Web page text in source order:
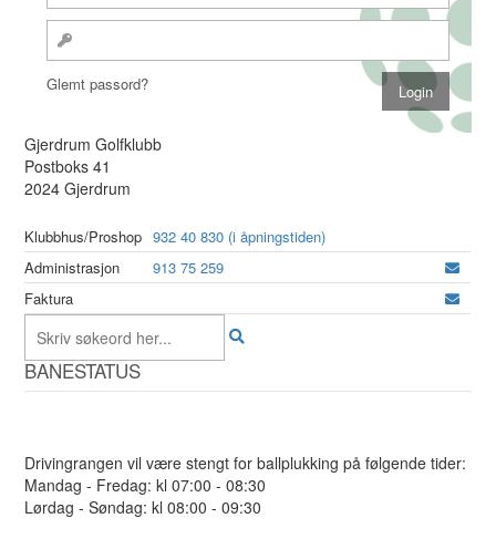
Glemt passord?
Gjerdrum Golfklubb
Postboks 41
2024 Gjerdrum
Klubbhus/Proshop 932 40 830 (i åpningstiden)
Administrasjon
913 75 259
Faktura
BANESTATUS
Drivingrangen vil være stengt for ballplukking på følgende tider:
Mandag - Fredag: kl 07:00 - 08:30
Lørdag - Søndag: kl 08:00 - 09:30